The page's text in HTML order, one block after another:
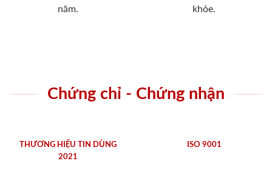
năm.
khỏe.
Chứng chỉ - Chứng nhận
THƯƠNG HIỆU TIN DÙNG
2021
ISO 9001